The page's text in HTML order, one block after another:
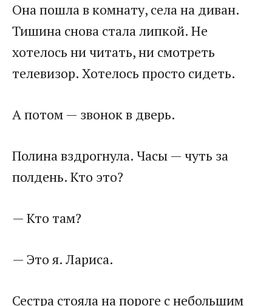
Она пошла в комнату, села на диван.
Тишина снова стала липкой. Не
хотелось ни читать, ни смотреть
телевизор. Хотелось просто сидеть.
А потом — звонок в дверь.
Полина вздрогнула. Часы — чуть за
полдень. Кто это?
— Кто там?
— Это я. Лариса.
Сестра стояла на пороге с небольшим